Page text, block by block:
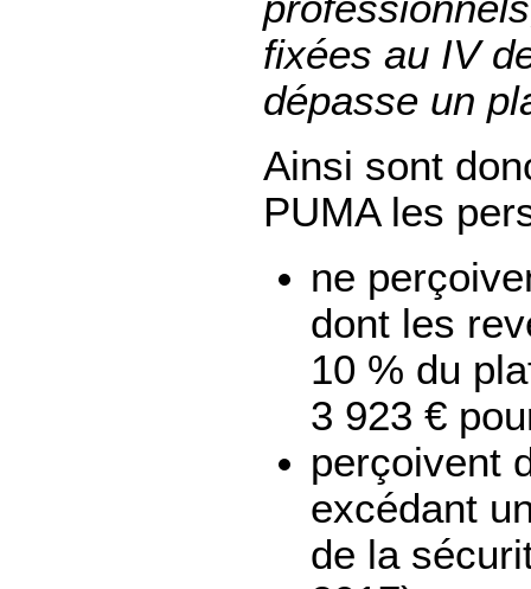
fixées au IV
dépasse un
Ainsi sont
PUMA les
ne
dont les
10 % du
3 923 €
perçoivent
excédant
de la